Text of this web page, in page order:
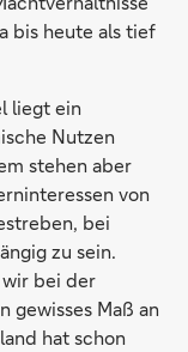
bis heute als tief
liegt ein
Nutzen
stehen aber
von
bei
zu sein.
bei der
gewisses Maß an
hat schon